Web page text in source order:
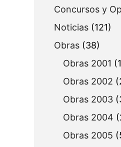
Concursos y
Noticias (121)
Obras (38)
Obras 2001
Obras 2002
Obras 2003
Obras 2004
Obras 2005